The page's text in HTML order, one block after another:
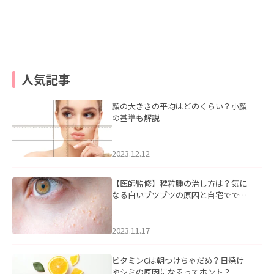
人気記事
顔の大きさの平均はどのくらい？小顔
の基準も解説
2023.12.12
【医師監修】稗粒腫の治し方は？気に
なる白いブツブツの原因と自宅ででき
2023.11.17
ビタミンCは朝つけちゃだめ？日焼け